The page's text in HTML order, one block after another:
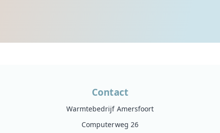
Contact
Warmtebedrijf Amersfoort
Computerweg 26